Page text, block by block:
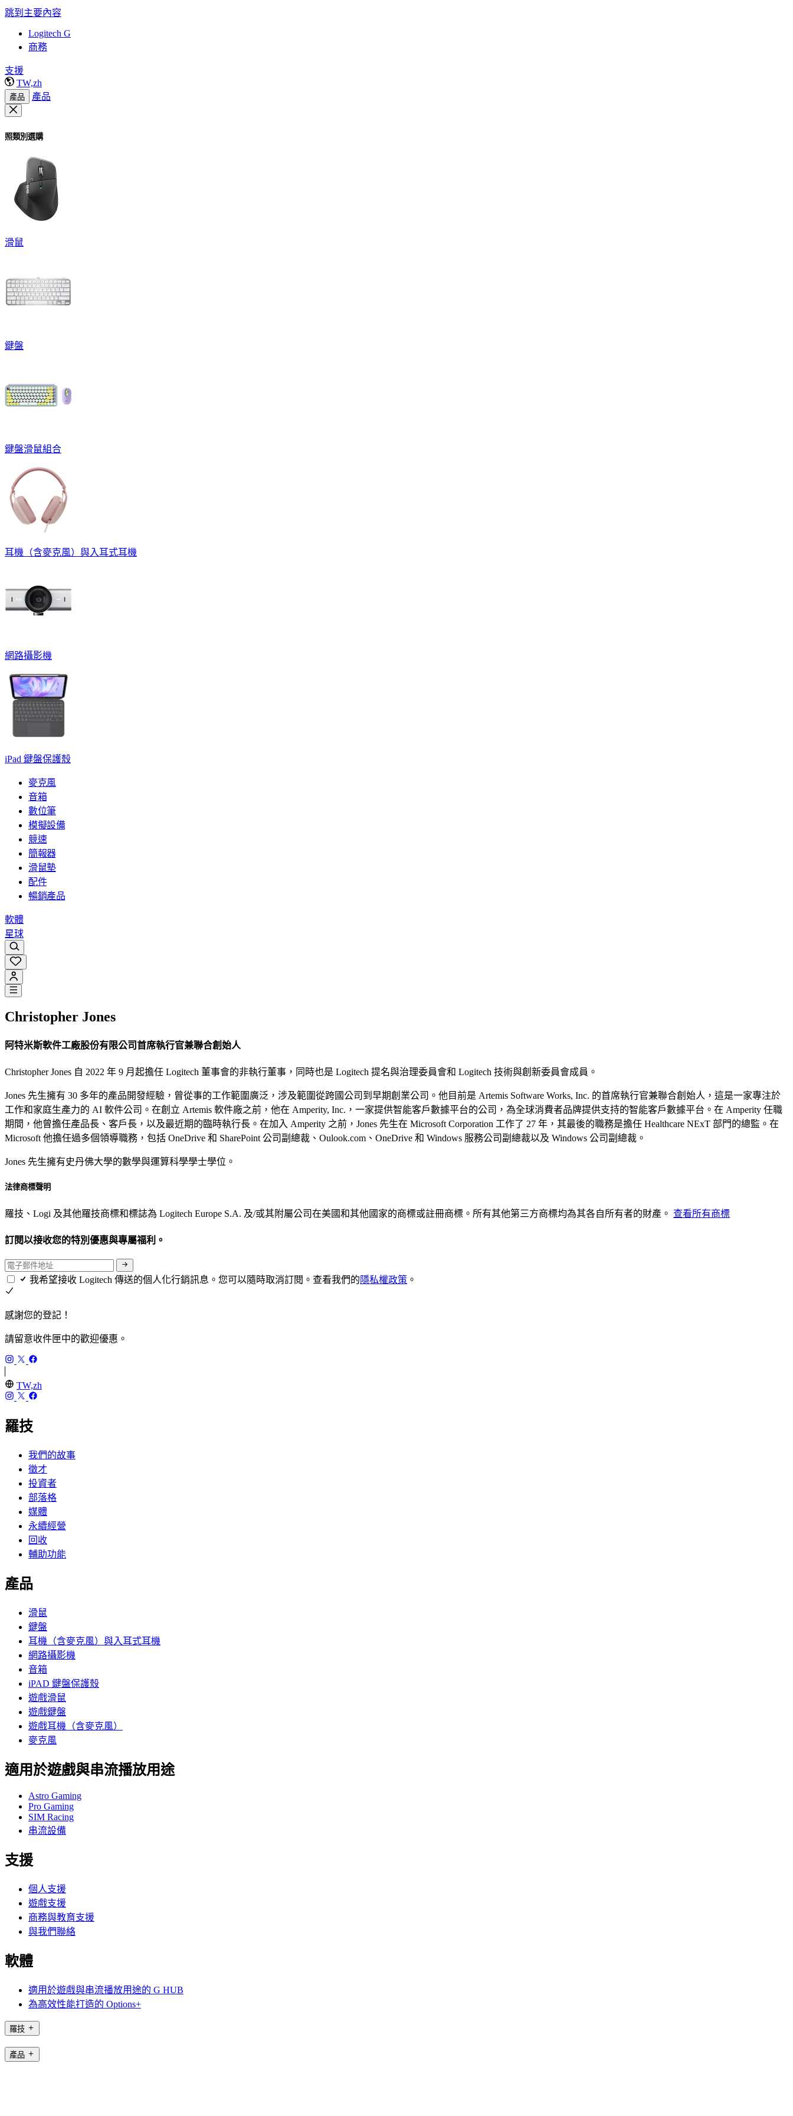
跳到主要內容
Logitech G
商務
支援
TW,zh
產品 產品
照類別選購
滑鼠
鍵盤
鍵盤滑鼠組合
耳機（含麥克風）與入耳式耳機
網路攝影機
iPad 鍵盤保護殼
麥克風
音箱
數位筆
模擬設備
競速
簡報器
滑鼠墊
配件
暢銷產品
軟體
星球
Christopher Jones
阿特米斯軟件工廠股份有限公司首席執行官兼聯合創始人
Christopher Jones 自 2022 年 9 月起擔任 Logitech 董事會的非執行董事，同時也是 Logitech 提名與治理委員會和 Logitech 技術與創新委員會成員。
Jones 先生擁有 30 多年的產品開發經驗，曾從事的工作範圍廣泛，涉及範圍從跨國公司到早期創業公司。他目前是 Artemis Software Works, Inc. 的首席執行官兼聯合創始人，這是一家專注於
工作和家庭生產力的 AI 軟件公司。在創立 Artemis 軟件廠之前，他在 Amperity, Inc.，一家提供智能客戶數據平台的公司，為全球消費者品牌提供支持的智能客戶數據平台。在 Amperity 任職
期間，他曾擔任產品長、客戶長，以及最近期的臨時執行長。在加入 Amperity 之前，Jones 先生在 Microsoft Corporation 工作了 27 年，其最後的職務是擔任 Healthcare NExT 部門的總監。在
Microsoft 他擔任過多個領導職務，包括 OneDrive 和 SharePoint 公司副總裁、Oulook.com、OneDrive 和 Windows 服務公司副總裁以及 Windows 公司副總裁。
Jones 先生擁有史丹佛大學的數學與運算科學學士學位。
法律商標聲明
羅技、Logi 及其他羅技商標和標誌為 Logitech Europe S.A. 及/或其附屬公司在美國和其他國家的商標或註冊商標。所有其他第三方商標均為其各自所有者的財產。 查看所有商標
訂閱以接收您的特別優惠與專屬福利。
我希望接收 Logitech 傳送的個人化行銷訊息。您可以隨時取消訂閱。查看我們的隱私權政策 。
感謝您的登記！
請留意收件匣中的歡迎優惠。
TW,zh
羅技
我們的故事
徵才
投資者
部落格
媒體
永續經營
回收
輔助功能
產品
滑鼠
鍵盤
耳機（含麥克風）與入耳式耳機
網路攝影機
音箱
iPAD 鍵盤保護殼
遊戲滑鼠
遊戲鍵盤
遊戲耳機（含麥克風）
麥克風
適用於遊戲與串流播放用途
Astro Gaming
Pro Gaming
SIM Racing
串流設備
支援
個人支援
遊戲支援
商務與教育支援
與我們聯絡
軟體
適用於遊戲與串流播放用途的 G HUB
為高效性能打造的 Options+
羅技
產品